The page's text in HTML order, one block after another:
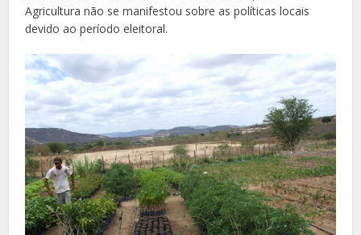
Agricultura não se manifestou sobre as políticas locais
devido ao período eleitoral.